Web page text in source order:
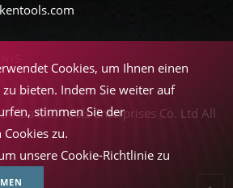
Daiken Tools Enterprises Co. Ltd All
Cookies, um Ihnen einen
zu bieten. Indem Sie weiter auf
stimmen Sie der
zu.
unsere Cookie-Richtlinie zu